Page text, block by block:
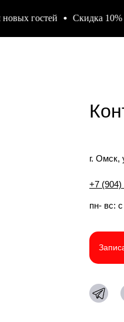
гостей Скидка 10% для
г. Омск,
+7 (904)
пн- вс: